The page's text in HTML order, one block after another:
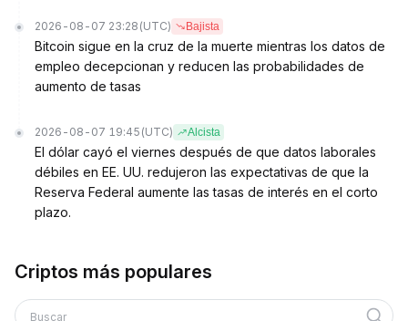
2026-08-07 23:28 (UTC) Bajista
Bitcoin sigue en la cruz de la muerte mientras los datos de
empleo decepcionan y reducen las probabilidades de
aumento de tasas
2026-08-07 19:45 (UTC) Alcista
El dólar cayó el viernes después de que datos laborales
débiles en EE. UU. redujeron las expectativas de que la
Reserva Federal aumente las tasas de interés en el corto
plazo.
Criptos más populares
Buscar